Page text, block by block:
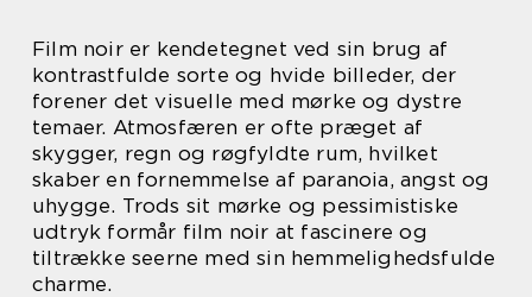
Film noir er kendetegnet ved sin brug af
kontrastfulde sorte og hvide billeder, der
forener det visuelle med mørke og dystre
temaer. Atmosfæren er ofte præget af
skygger, regn og røgfyldte rum, hvilket
skaber en fornemmelse af paranoia, angst og
uhygge. Trods sit mørke og pessimistiske
udtryk formår film noir at fascinere og
tiltrække seerne med sin hemmelighedsfulde
charme.